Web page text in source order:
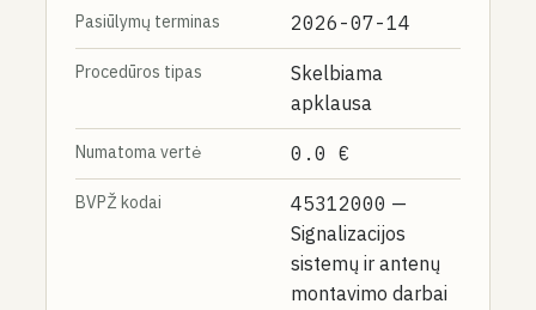
Pasiūlymų terminas 2026-07-14
Procedūros tipas
Skelbiama
apklausa
Numatoma vertė 0.0 €
BVPŽ kodai 45312000 —
Signalizacijos
sistemų ir antenų
montavimo darbai